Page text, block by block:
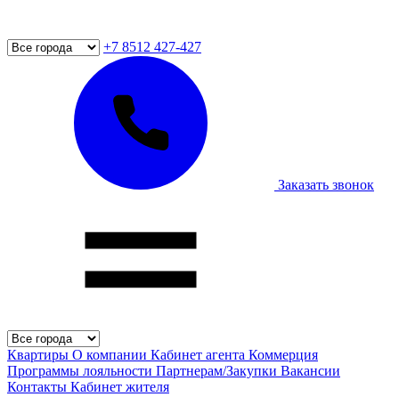
+7 8512 427-427
Заказать звонок
Квартиры О компании Кабинет агента Коммерция
Программы лояльности Партнерам/Закупки Вакансии
Контакты Кабинет жителя